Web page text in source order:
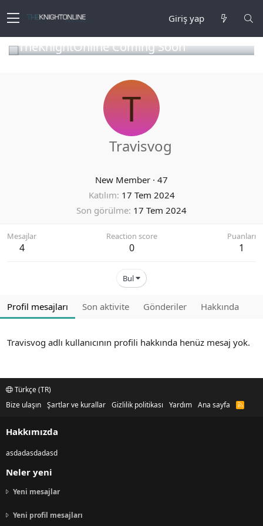
Giriş yap
TheKnightOnline Coming Soon
T
Travisvog
New Member · 47
Katılım 17 Tem 2024
Son görülme 17 Tem 2024
Mesajlar
4
Reaction score
0
Puanları
1
Bul
Profil mesajları Son aktivite Gönderiler Hakkında
Travisvog adlı kullanıcının profili hakkında henüz mesaj yok.
Türkçe (TR)
Bize ulaşın Şartlar ve kurallar Gizlilik politikası Yardım Ana sayfa
R
Hakkımızda
asdadasdadasd
Neler yeni
Yeni mesajlar
Yeni profil mesajları